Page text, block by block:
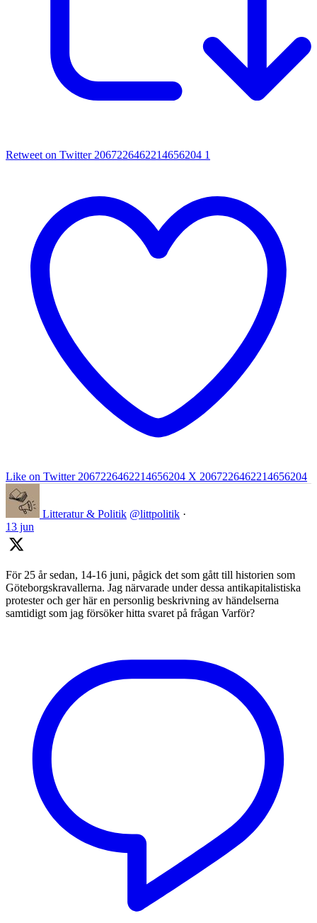
Retweet on Twitter 2067226462214656204 1
Like on Twitter 2067226462214656204 X 2067226462214656204
Litteratur & Politik @littpolitik ·
13 jun
För 25 år sedan, 14-16 juni, pågick det som gått till historien som
Göteborgskravallerna. Jag närvarade under dessa antikapitalistiska
protester och ger här en personlig beskrivning av händelserna
samtidigt som jag försöker hitta svaret på frågan Varför?